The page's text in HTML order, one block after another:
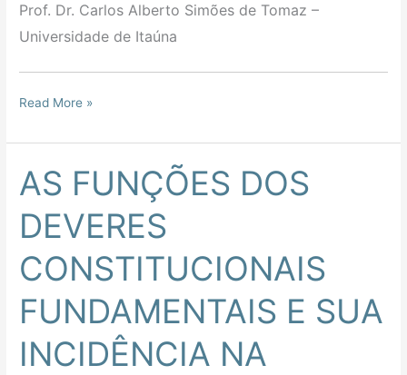
Prof. Dr. Carlos Alberto Simões de Tomaz –
Universidade de Itaúna
Read More »
AS FUNÇÕES DOS
DEVERES
CONSTITUCIONAIS
FUNDAMENTAIS E SUA
INCIDÊNCIA NA
AS
FUNÇÕES
DOS
DEVERES
CONSTITUCIONAIS
FUNDAMENTAIS
E
INCIDÊNCIA